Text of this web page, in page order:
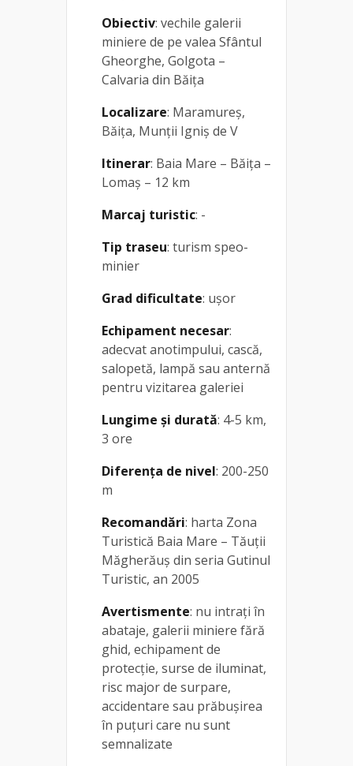
Obiectiv: vechile galerii
miniere de pe valea Sfântul
Gheorghe, Golgota –
Calvaria din Băița
Localizare: Maramureș,
Băița, Munții Igniș de V
Itinerar: Baia Mare – Băița –
Lomaș – 12 km
Marcaj turistic: -
Tip traseu: turism speo-
minier
Grad dificultate: ușor
Echipament necesar:
adecvat anotimpului, cască,
salopetă, lampă sau anternă
pentru vizitarea galeriei
Lungime și durată: 4-5 km,
3 ore
Diferența de nivel: 200-250
m
Recomandări: harta Zona
Turistică Baia Mare – Tăuții
Măgherăuș din seria Gutinul
Turistic, an 2005
Avertismente: nu intrați în
abataje, galerii miniere fără
ghid, echipament de
protecție, surse de iluminat,
risc major de surpare,
accidentare sau prăbușirea
în puțuri care nu sunt
semnalizate